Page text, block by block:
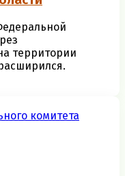
территории